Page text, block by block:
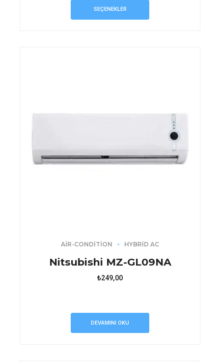
SEÇENEKLER
ürünün
birden
AIR-CONDITION HYBRID AC
Nitsubishi MZ-GL09NA
₺249,00
DEVAMINI OKU